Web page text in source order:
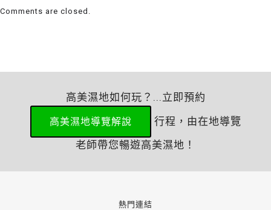
Comments are closed.
高美濕地如何玩？...立即預約
高美濕地導覽解說
行程，由在地導覽
老師帶您暢遊高美濕地！
熱門連結